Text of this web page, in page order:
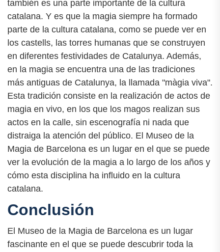
también es una parte importante de la cultura
catalana. Y es que la magia siempre ha formado
parte de la cultura catalana, como se puede ver en
los castells, las torres humanas que se construyen
en diferentes festividades de Catalunya. Además,
en la magia se encuentra una de las tradiciones
más antiguas de Catalunya, la llamada "màgia viva".
Esta tradición consiste en la realización de actos de
magia en vivo, en los que los magos realizan sus
actos en la calle, sin escenografía ni nada que
distraiga la atención del público. El Museo de la
Magia de Barcelona es un lugar en el que se puede
ver la evolución de la magia a lo largo de los años y
cómo esta disciplina ha influido en la cultura
catalana.
Conclusión
El Museo de la Magia de Barcelona es un lugar
fascinante en el que se puede descubrir toda la